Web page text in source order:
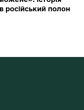
російський полон